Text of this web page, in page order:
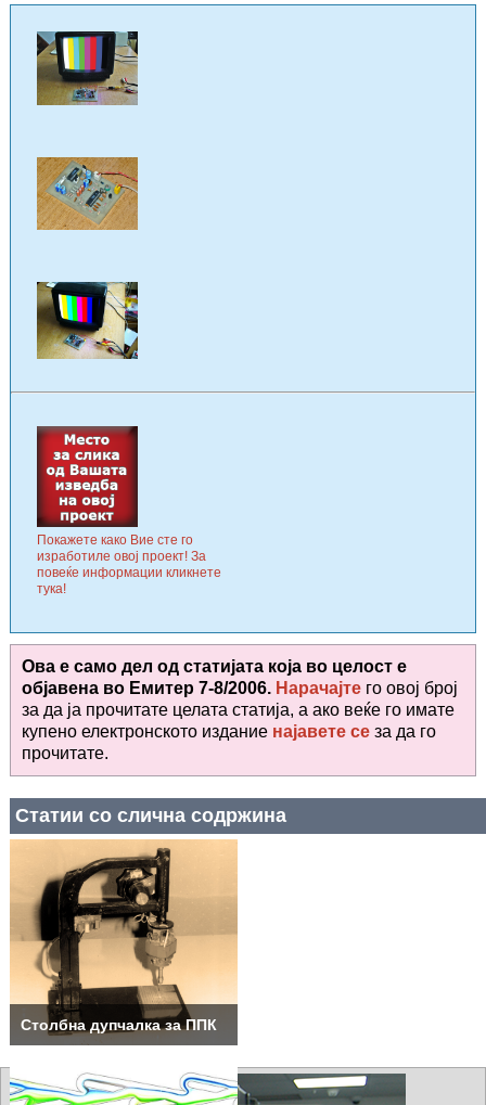
Покажете како Вие сте го
изработиле овој проект! За
повеќе информации кликнете
тука!
Ова е само дел од статијата која во целост е
објавена во Емитер 7-8/2006. Нарачајте го овој број
за да ја прочитате целата статија, а ако веќе го имате
купено електронското издание најавете се за да го
прочитате.
Статии со слична содржина
Столбна дупчалка за ППК